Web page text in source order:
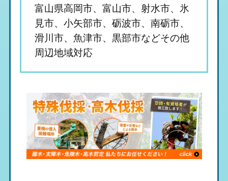
富山県高岡市、富山市、射水市、氷
見市、小矢部市、砺波市、南砺市、
滑川市、魚津市、黒部市などその他
周辺地域対応